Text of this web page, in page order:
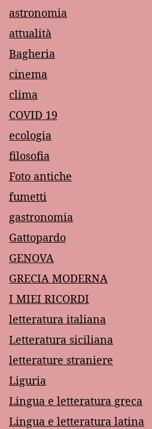
astronomia
attualità
Bagheria
cinema
clima
COVID 19
ecologia
filosofia
Foto antiche
fumetti
gastronomia
Gattopardo
GENOVA
GRECIA MODERNA
I MIEI RICORDI
letteratura italiana
Letteratura siciliana
letterature straniere
Liguria
Lingua e letteratura greca
Lingua e letteratura latina